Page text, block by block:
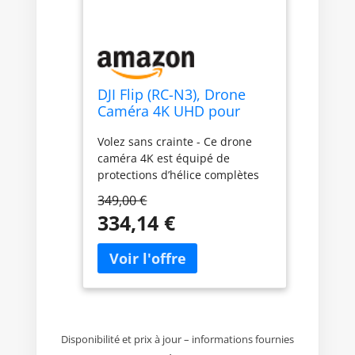
DJI Flip (RC-N3), Drone
Caméra 4K UHD pour
Volez sans crainte - Ce drone
caméra 4K est équipé de
protections d’hélice complètes
offrant une protection complète.
Profitez de votre temps avec le
drone ! Léger et conforme à la
réglementation - Pesant moins
de 249 g[1], ce drone respecte
les réglementations C0. Donc,
pratique et idéal pour vos
349,00 €
334,14 €
Disponibilité et prix à jour – informations fournies